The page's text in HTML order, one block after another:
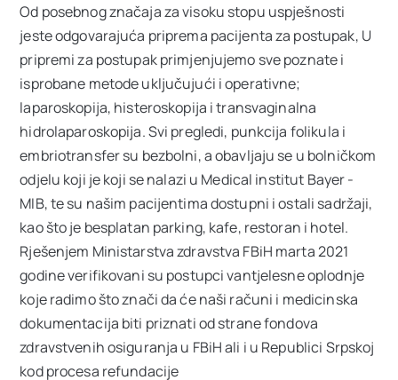
VIP Club NOVO
Oglas za posao
O nama
Kontakt
Od posebnog značaja za visoku stopu uspješnosti
jeste odgovarajuća priprema pacijenta za postupak, U
pripremi za postupak primjenjujemo sve poznate i
isprobane metode uključujući i operativne;
laparoskopija, histeroskopija i transvaginalna
hidrolaparoskopija. Svi pregledi, punkcija folikula i
embriotransfer su bezbolni, a obavljaju se u bolničkom
odjelu koji je koji se nalazi u Medical institut Bayer -
MIB, te su našim pacijentima dostupni i ostali sadržaji,
kao što je besplatan parking, kafe, restoran i hotel.
Rješenjem Ministarstva zdravstva FBiH marta 2021
godine verifikovani su postupci vantjelesne oplodnje
koje radimo što znači da će naši računi i medicinska
dokumentacija biti priznati od strane fondova
zdravstvenih osiguranja u FBiH ali i u Republici Srpskoj
kod procesa refundacije